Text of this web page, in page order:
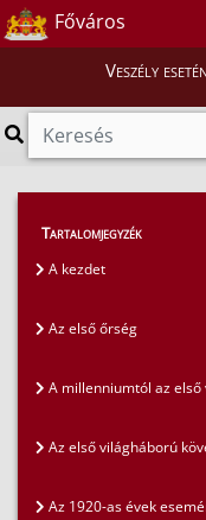
Főváros
Veszély
Magunkról
Az 1920-as évek
Tartalomjegyzék
A kezdet
Az első őrség
A millenniumtól az
Az első világháború
Az 1920-as évek